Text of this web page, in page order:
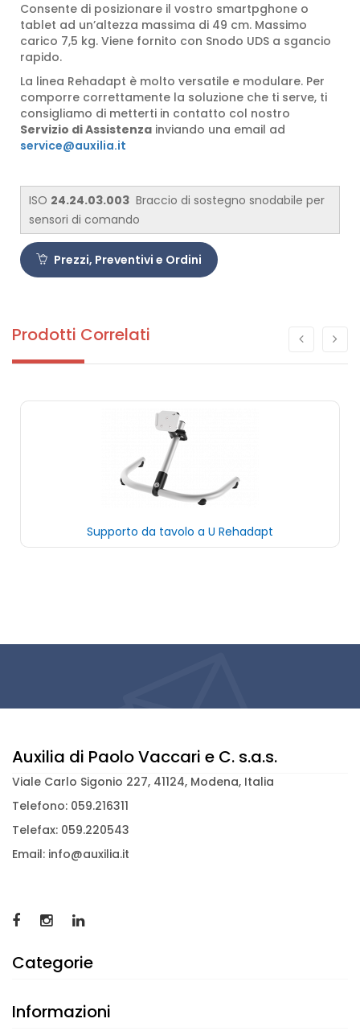
Consente di posizionare il vostro smartpghone o
tablet ad un’altezza massima di 49 cm. Massimo
carico 7,5 kg. Viene fornito con Snodo UDS a sgancio
rapido.
La linea Rehadapt è molto versatile e modulare. Per
comporre correttamente la soluzione che ti serve, ti
consigliamo di metterti in contatto col nostro
Servizio di Assistenza inviando una email ad
service@auxilia.it
ISO 24.24.03.003 Braccio di sostegno snodabile per
sensori di comando
Prezzi, Preventivi e Ordini
Prodotti Correlati
Supporto da tavolo a U Rehadapt
Auxilia di Paolo Vaccari e C. s.a.s.
Viale Carlo Sigonio 227, 41124, Modena, Italia
Telefono: 059.216311
Telefax: 059.220543
Email: info@auxilia.it
Categorie
Informazioni